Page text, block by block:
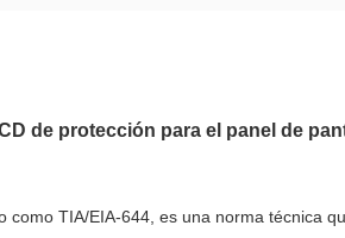
de protección para el panel de
como TIA/EIA-644, es una norma técnica